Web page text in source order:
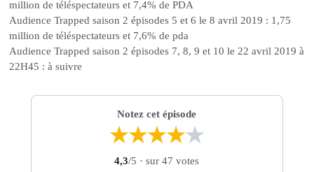
million de téléspectateurs et 7,4% de PDA
Audience Trapped saison 2 épisodes 5 et 6 le 8 avril 2019 : 1,75
million de téléspectateurs et 7,6% de pda
Audience Trapped saison 2 épisodes 7, 8, 9 et 10 le 22 avril 2019 à
22H45 : à suivre
Notez cet épisode
★★★★★
4,3/5 · sur 47 votes